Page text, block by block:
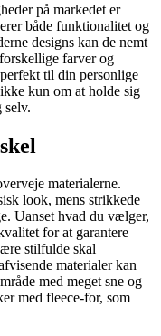
på markedet er
både funktionalitet og
designs kan de nemt
farver og
til din personlige
kun om at holde sig
selv.
materialerne.
look, mens strikkede
Uanset hvad du vælger,
for at garantere
stilfulde skal
materialer kan
med meget sne og
med fleece-for, som